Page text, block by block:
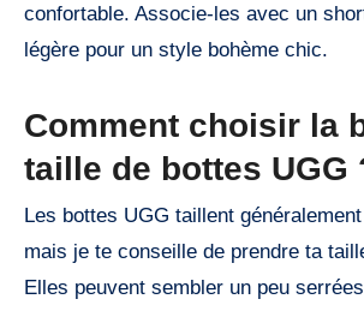
confortable. Associe-les avec un
légère pour un style bohème chic.
Comment choisir la
taille de bottes UGG
Les bottes UGG taillent généralement normalement,
mais je te conseille de prendre ta
Elles peuvent sembler un peu